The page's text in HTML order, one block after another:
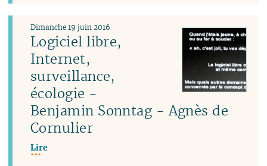
Logiciel libre,
Internet,
surveillance,
écologie -
Benjamin Sonntag - Agnès de
Cornulier
Dimanche 19 juin 2016
Lire